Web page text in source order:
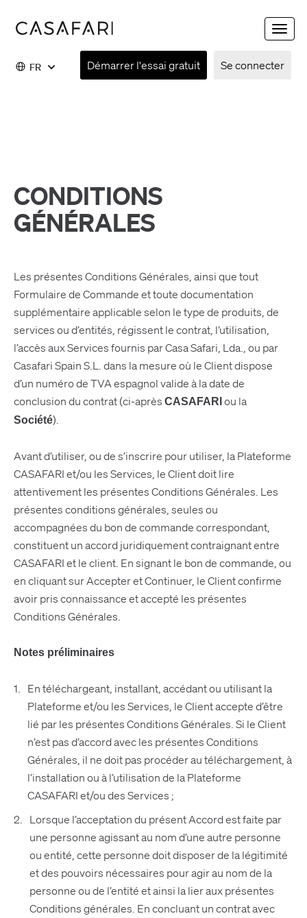
Toggle
FR Se connecter
Démarrer l'essai gratuit
CONDITIONS
GÉNÉRALES
Les présentes Conditions Générales, ainsi que tout
Formulaire de Commande et toute documentation
supplémentaire applicable selon le type de produits, de
services ou d’entités, régissent le contrat, l’utilisation,
l’accès aux Services fournis par Casa Safari, Lda., ou par
Casafari Spain S.L. dans la mesure où le Client dispose
d’un numéro de TVA espagnol valide à la date de
conclusion du contrat (ci-après CASAFARI ou la
Société).
Avant d’utiliser, ou de s’inscrire pour utiliser, la Plateforme
CASAFARI et/ou les Services, le Client doit lire
attentivement les présentes Conditions Générales. Les
présentes conditions générales, seules ou
accompagnées du bon de commande correspondant,
constituent un accord juridiquement contraignant entre
CASAFARI et le client. En signant le bon de commande, ou
en cliquant sur Accepter et Continuer, le Client confirme
avoir pris connaissance et accepté les présentes
Conditions Générales.
Notes préliminaires
En téléchargeant, installant, accédant ou utilisant la
Plateforme et/ou les Services, le Client accepte d’être
lié par les présentes Conditions Générales. Si le Client
n’est pas d’accord avec les présentes Conditions
Générales, il ne doit pas procéder au téléchargement, à
l’installation ou à l’utilisation de la Plateforme
CASAFARI et/ou des Services ;
Lorsque l’acceptation du présent Accord est faite par
une personne agissant au nom d’une autre personne
ou entité, cette personne doit disposer de la légitimité
et des pouvoirs nécessaires pour agir au nom de la
personne ou de l’entité et ainsi la lier aux présentes
Conditions générales. En concluant un contrat avec